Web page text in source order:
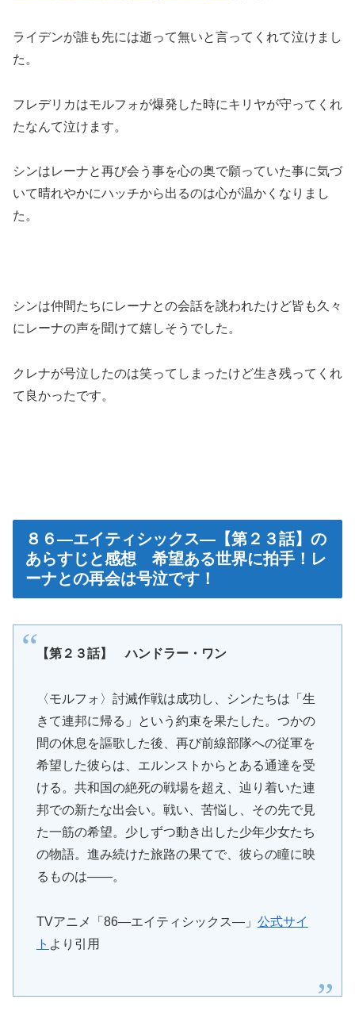
ライデンが誰も先には逝って無いと言ってくれて泣けまし
た。
フレデリカはモルフォが爆発した時にキリヤが守ってくれ
たなんて泣けます。
シンはレーナと再び会う事を心の奥で願っていた事に気づ
いて晴れやかにハッチから出るのは心が温かくなりまし
た。
シンは仲間たちにレーナとの会話を誂われたけど皆も久々
にレーナの声を聞けて嬉しそうでした。
クレナが号泣したのは笑ってしまったけど生き残ってくれ
て良かったです。
８６―エイティシックス―【第２３話】の
あらすじと感想 希望ある世界に拍手！レ
ーナとの再会は号泣です！
【第２３話】 ハンドラー・ワン
〈モルフォ〉討滅作戦は成功し、シンたちは「生
きて連邦に帰る」という約束を果たした。つかの
間の休息を謳歌した後、再び前線部隊への従軍を
希望した彼らは、エルンストからとある通達を受
ける。共和国の絶死の戦場を超え、辿り着いた連
邦での新たな出会い。戦い、苦悩し、その先で見
た一筋の希望。少しずつ動き出した少年少女たち
の物語。進み続けた旅路の果てで、彼らの瞳に映
るものは――。
TVアニメ「86―エイティシックス―」 公式サイ
ト より引用